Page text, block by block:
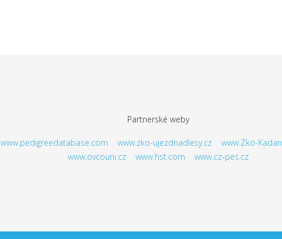
Partnerské weby
www.pedigreedatabase.com www.zko-ujezdnadlesy.cz www.Zko-Kadan
www.ovcouni.cz
www.hst.com www.cz-pes.cz